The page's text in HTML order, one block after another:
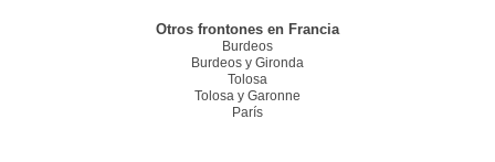
Otros frontones en Francia
Burdeos
Burdeos y Gironda
Tolosa
Tolosa y Garonne
París